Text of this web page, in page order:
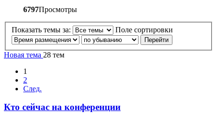
6797Просмотры
Показать темы за: Поле сортировки
Новая тема 28 тем
1
2
След.
Кто сейчас на конференции